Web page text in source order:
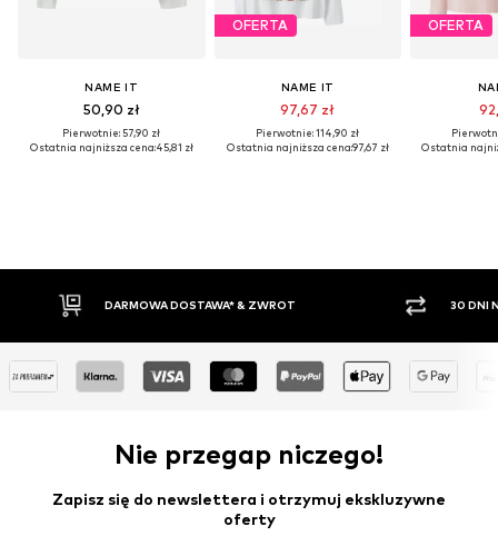
NAME IT
50,90 zł
Pierwotnie: 57,90 zł
Ostatnia najniższa cena:45,81 zł
OFERTA
NAME IT
97,67 zł
Pierwotnie: 114,90 zł
Ostatnia najniższa cena:97,67 zł
OFERTA
Ostatnia
30 DNI NA ZWROT TOWARU
Nie przegap niczego!
Zapisz się do newslettera i otrzymuj ekskluzywne
oferty